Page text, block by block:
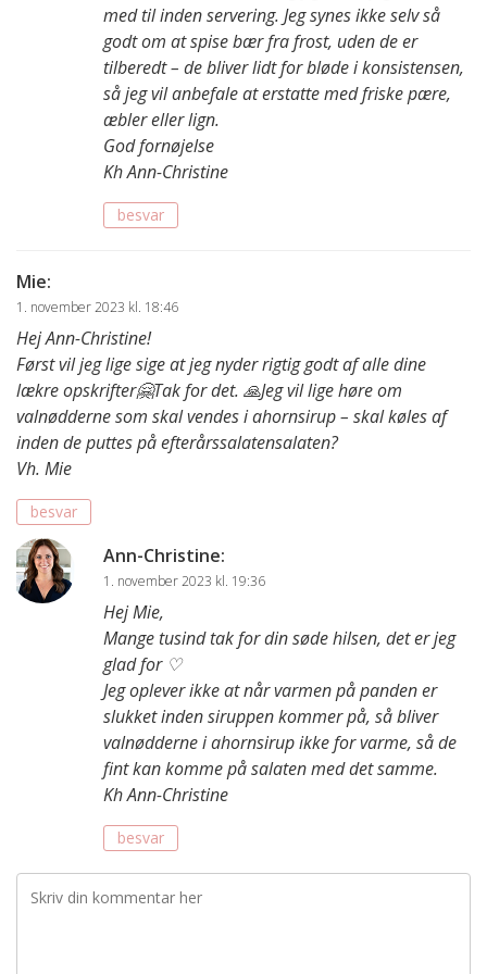
med til inden servering. Jeg synes ikke selv så
godt om at spise bær fra frost, uden de er
tilberedt – de bliver lidt for bløde i konsistensen,
så jeg vil anbefale at erstatte med friske pære,
æbler eller lign.
God fornøjelse
Kh Ann-Christine
besvar
Mie:
1. november 2023 kl. 18:46
Hej Ann-Christine!
Først vil jeg lige sige at jeg nyder rigtig godt af alle dine
lækre opskrifter🤗Tak for det. 🙏Jeg vil lige høre om
valnødderne som skal vendes i ahornsirup – skal køles af
inden de puttes på efterårssalatensalaten?
Vh. Mie
besvar
Ann-Christine:
1. november 2023 kl. 19:36
Hej Mie,
Mange tusind tak for din søde hilsen, det er jeg
glad for ♡
Jeg oplever ikke at når varmen på panden er
slukket inden siruppen kommer på, så bliver
valnødderne i ahornsirup ikke for varme, så de
fint kan komme på salaten med det samme.
Kh Ann-Christine
besvar